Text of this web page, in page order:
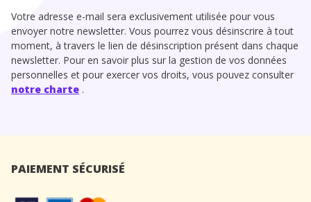
Votre adresse e-mail sera exclusivement utilisée pour vous
envoyer notre newsletter. Vous pourrez vous désinscrire à tout
moment, à travers le lien de désinscription présent dans chaque
newsletter. Pour en savoir plus sur la gestion de vos données
personnelles et pour exercer vos droits, vous pouvez consulter
notre charte .
PAIEMENT SÉCURISÉ